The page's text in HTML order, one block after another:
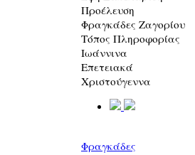
Προέλευση
Φραγκάδες Ζαγορίου
Τόπος Πληροφορίας
Ιωάννινα
Επετειακά
Χριστούγεννα
Φραγκάδες